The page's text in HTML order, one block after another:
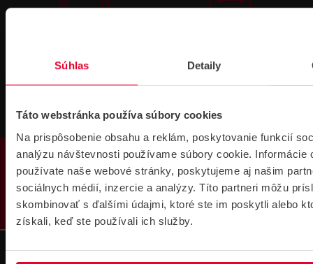
Súhlas Detaily
Táto webstránka používa súbory cookies
Na prispôsobenie obsahu a reklám, poskytovanie funkcií
analýzu návštevnosti používame súbory cookie. Informácie
používate naše webové stránky, poskytujeme aj našim
sociálnych médií, inzercie a analýzy. Títo partneri môžu
skombinovať s ďalšími údajmi, ktoré ste im poskytli alebo
získali, keď ste používali ich služby.
PRODUKTY
Súbory
na stiahnutie